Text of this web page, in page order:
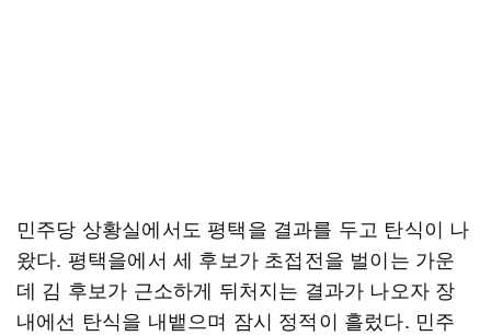
민주당 상황실에서도 평택을 결과를 두고 탄식이 나
왔다. 평택을에서 세 후보가 초접전을 벌이는 가운
데 김 후보가 근소하게 뒤처지는 결과가 나오자 장
내에선 탄식을 내뱉으며 잠시 정적이 흘렀다. 민주